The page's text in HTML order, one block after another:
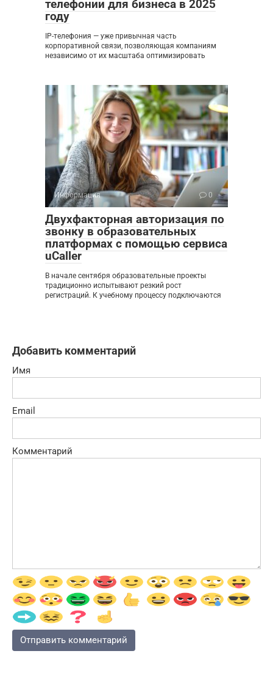
телефонии для бизнеса в 2025
году
IP-телефония — уже привычная часть
корпоративной связи, позволяющая компаниям
независимо от их масштаба оптимизировать
Информация 0
Двухфакторная авторизация по
звонку в образовательных
платформах с помощью сервиса
uCaller
В начале сентября образовательные проекты
традиционно испытывают резкий рост
регистраций. К учебному процессу подключаются
Добавить комментарий
Имя
Email
Комментарий